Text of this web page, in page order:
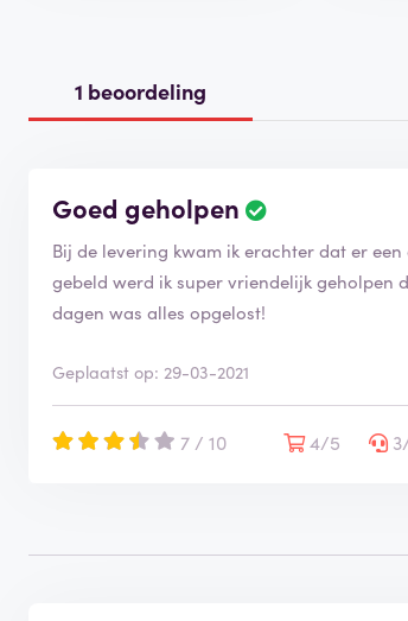
1 beoordeling
Goed geholpen
Bij de levering kwam ik erachter dat er
gebeld werd ik super vriendelijk geholpen
dagen was alles opgelost!
Geplaatst op: 29-03-2021
7 / 10 4/5